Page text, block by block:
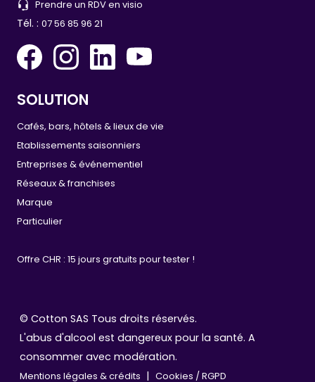
Prendre un RDV en visio
Tél. : 07 56 85 96 21
SOLUTION
Cafés, bars, hôtels & lieux de vie
Etablissements saisonniers
Entreprises & événementiel
Réseaux & franchises
Marque
Particulier
Offre CHR : 15 jours gratuits pour tester !
© Cotton SAS Tous droits réservés.
L'abus d'alcool est dangereux pour la santé. A
consommer avec modération.
Mentions légales & crédits | Cookies / RGPD